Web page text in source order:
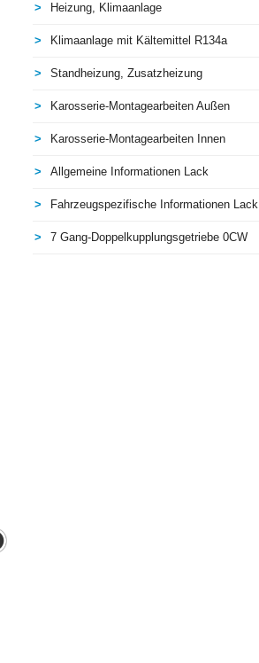
Heizung, Klimaanlage
Klimaanlage mit Kältemittel R134a
Standheizung, Zusatzheizung
Karosserie-Montagearbeiten Außen
Karosserie-Montagearbeiten Innen
Allgemeine Informationen Lack
Fahrzeugspezifische Informationen Lack
7 Gang-Doppelkupplungsgetriebe 0CW